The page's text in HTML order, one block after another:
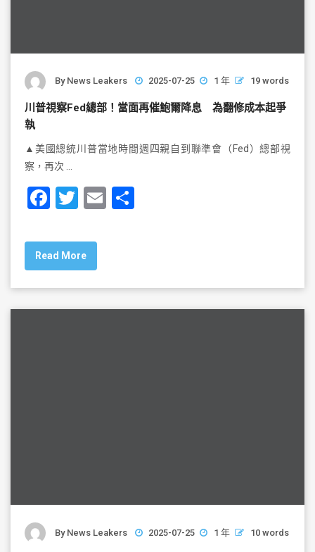
By News Leakers 2025-07-25 1 年 19 words
川普視察Fed總部！當面再催鮑爾降息 為翻修成本起爭
執
▲美國總統川普當地時間週四親自到聯準會（Fed）總部視
察，再次 …
F
c
e
b
o
T
tt
er
E
Read More
By News Leakers 2025-07-25 1 年 10 words